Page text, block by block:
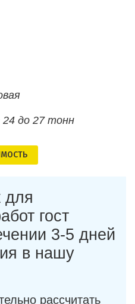
до 27 тонн
для
гост
3-5 дней
в нашу
рассчитать